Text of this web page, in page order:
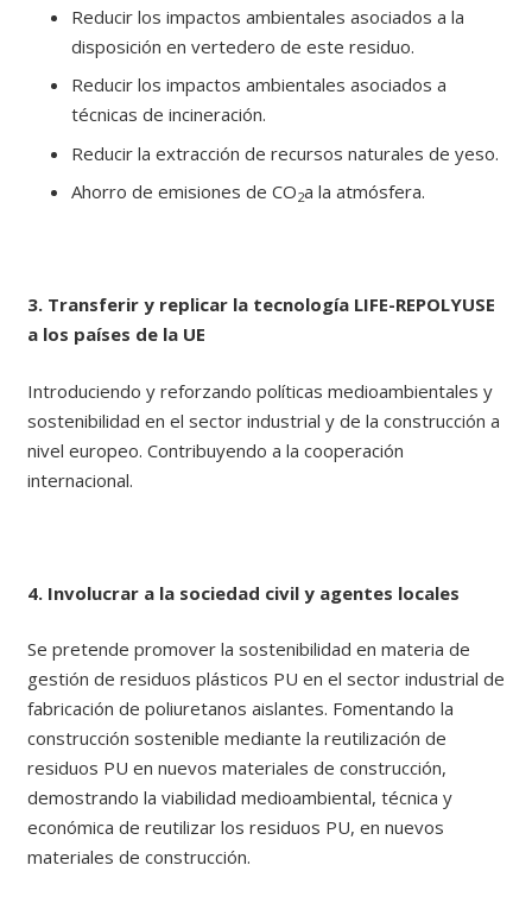
Reducir los impactos ambientales asociados a la
disposición en vertedero de este residuo.
Reducir los impactos ambientales asociados a
técnicas de incineración.
Reducir la extracción de recursos naturales de yeso.
Ahorro de emisiones de CO2a la atmósfera.
3. Transferir y replicar la tecnología LIFE-REPOLYUSE
a los países de la UE
Introduciendo y reforzando políticas medioambientales y
sostenibilidad en el sector industrial y de la construcción a
nivel europeo. Contribuyendo a la cooperación
internacional.
4. Involucrar a la sociedad civil y agentes locales
Se pretende promover la sostenibilidad en materia de
gestión de residuos plásticos PU en el sector industrial de
fabricación de poliuretanos aislantes. Fomentando la
construcción sostenible mediante la reutilización de
residuos PU en nuevos materiales de construcción,
demostrando la viabilidad medioambiental, técnica y
económica de reutilizar los residuos PU, en nuevos
materiales de construcción.